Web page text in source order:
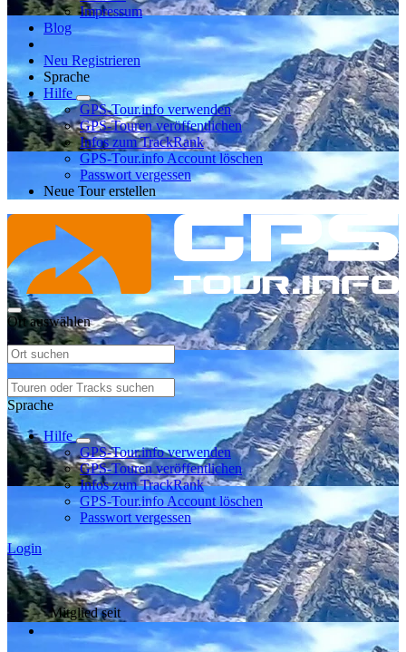
Impressum
Blog
Neu Registrieren
Sprache
Hilfe
GPS-Tour.info verwenden
GPS-Touren veröffentlichen
Infos zum TrackRank
GPS-Tour.info Account löschen
Passwort vergessen
Neue Tour erstellen
Ort auswählen
Sprache
Hilfe
GPS-Tour.info verwenden
GPS-Touren veröffentlichen
Infos zum TrackRank
GPS-Tour.info Account löschen
Passwort vergessen
Login
Mitglied seit